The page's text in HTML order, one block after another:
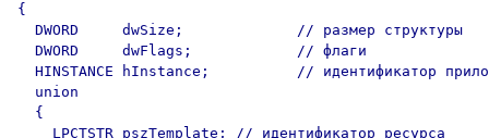
{
  DWORD     dwSize;             // размер структуры
  DWORD     dwFlags;            // флаги
HINSTANCE hInstance;          // идентификатор
  union
  {
    LPCTSTR pszTemplate; // идентификатор ресурса